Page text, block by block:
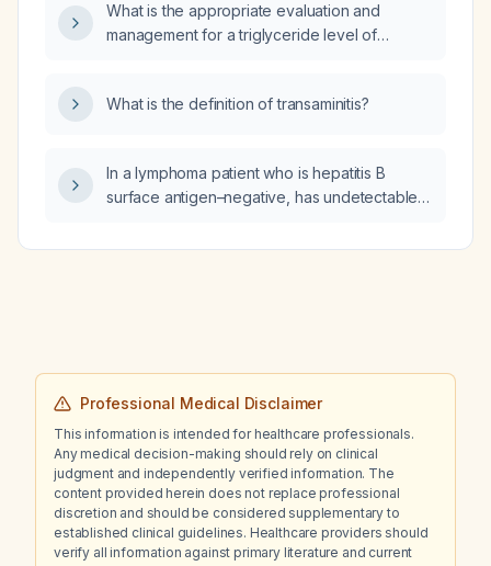
What is the appropriate evaluation and
management for a triglyceride level of
What is the definition of transaminitis?
In a lymphoma patient who is hepatitis B
surface antigen–negative, has undetectable
additional rituximab therapy, should tenofovir
Professional Medical Disclaimer
This information is intended for healthcare professionals.
Any medical decision-making should rely on clinical
judgment and independently verified information. The
content provided herein does not replace professional
discretion and should be considered supplementary to
established clinical guidelines. Healthcare providers should
verify all information against primary literature and current